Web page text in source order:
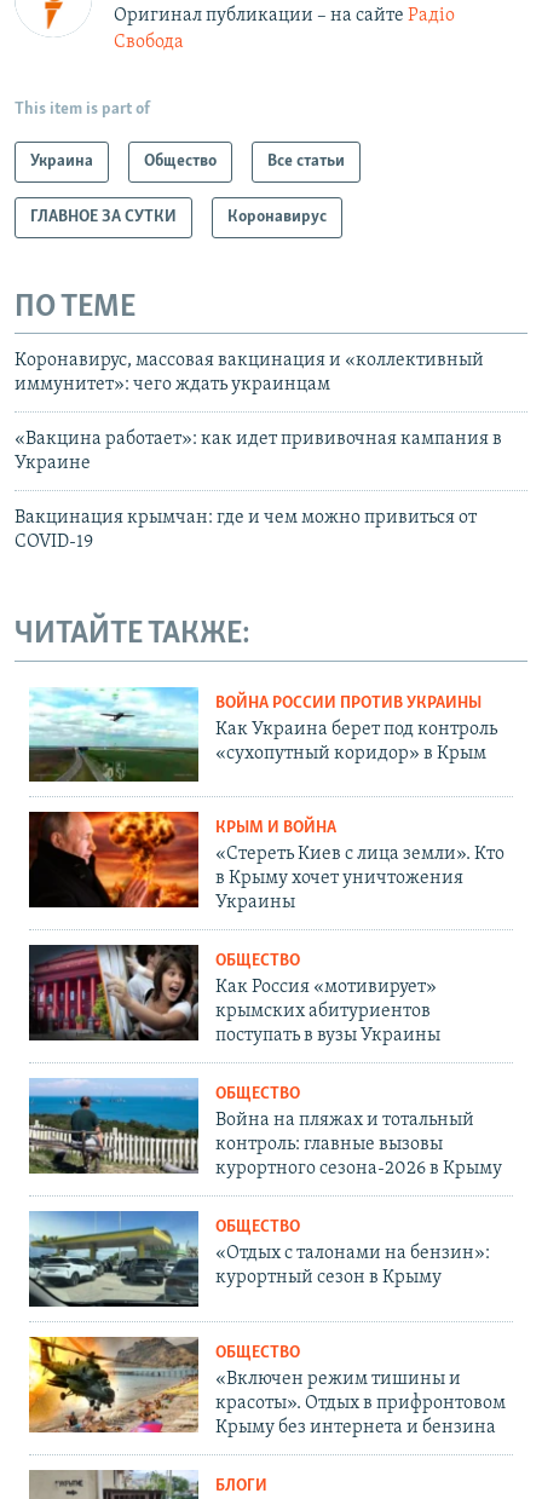
Оригинал публикации – на сайте Радіо
Свобода
This item is part of
Украина Общество Все статьи
ГЛАВНОЕ ЗА СУТКИ Коронавирус
ПО ТЕМЕ
Коронавирус, массовая вакцинация и «коллективный
иммунитет»: чего ждать украинцам
«Вакцина работает»: как идет прививочная кампания в
Украине
Вакцинация крымчан: где и чем можно привиться от
COVID-19
ЧИТАЙТЕ ТАКЖЕ:
ВОЙНА РОССИИ ПРОТИВ УКРАИНЫ
Как Украина берет под контроль
«сухопутный коридор» в Крым
КРЫМ И ВОЙНА
«Стереть Киев с лица земли». Кто
в Крыму хочет уничтожения
Украины
ОБЩЕСТВО
Как Россия «мотивирует»
крымских абитуриентов
поступать в вузы Украины
ОБЩЕСТВО
Война на пляжах и тотальный
контроль: главные вызовы
курортного сезона-2026 в Крыму
ОБЩЕСТВО
«Отдых с талонами на бензин»:
курортный сезон в Крыму
ОБЩЕСТВО
«Включен режим тишины и
красоты». Отдых в прифронтовом
Крыму без интернета и бензина
БЛОГИ